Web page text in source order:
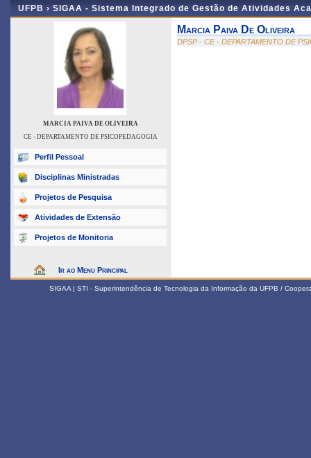
UFPB › SIGAA - Sistema Integrado de Gestão de Atividades
MARCIA PAIVA DE OLIVEIRA
CE - DEPARTAMENTO DE PSICOPEDAGOGIA
Perfil Pessoal
Disciplinas Ministradas
Projetos de Pesquisa
Atividades de Extensão
Projetos de Monitoria
Ir ao Menu Principal
Marcia Paiva De Oliveira
DPSP - CE - DEPARTAMENTO DE
SIGAA | STI - Superintendência de Tecnologia da Informação da UFPB /